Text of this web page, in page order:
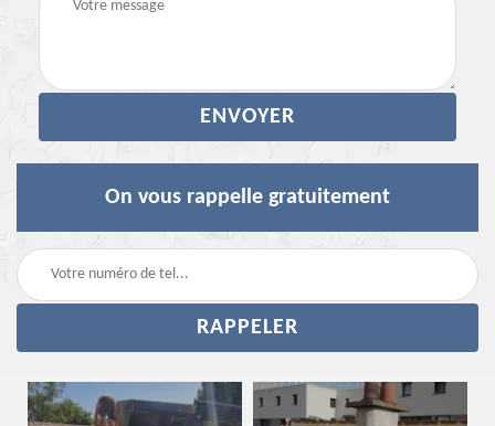
On vous rappelle gratuitement